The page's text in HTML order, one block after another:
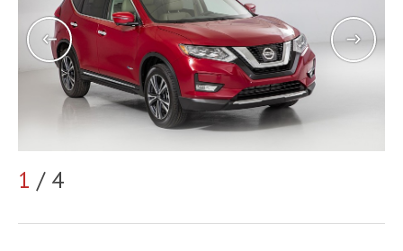
1 / 4